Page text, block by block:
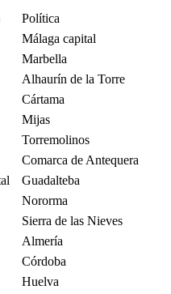
Política
Málaga capital
Marbella
Alhaurín de la Torre
Cártama
Mijas
Torremolinos
Comarca de Antequera
Guadalteba
Nororma
Sierra de las Nieves
Almería
Córdoba
Huelva